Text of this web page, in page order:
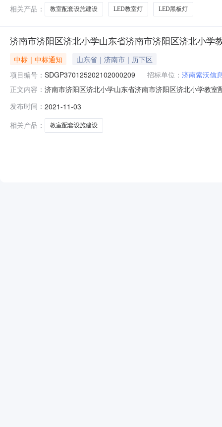
相关产品：
教室配套设施建设 LED教室灯 LED黑板灯
济南市济阳区济北小学山东省济南市济阳区济北小学
中标｜中标通知
山东省｜济南市｜历下区
项目编号： SDGP370125202102000209 招标单位： 济南索沃信
正文内容： 济南市济阳区济北小学山东省济南市济阳区济北小学教
SDGP370125202102000209四、公共资源编号：
发布时间： 2021-11-03
相关产品：
教室配套设施建设